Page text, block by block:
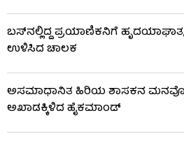
ಬಸ್‌ನಲ್ಲಿದ್ದ ಪ್ರಯಾಣಿಕನಿಗೆ
ಉಳಿಸಿದ ಚಾಲಕ
ಅಸಮಾಧಾನಿತ ಹಿರಿಯ ಶಾಸಕನ
ಅಖಾಡಕ್ಕಿಳಿದ ಹೈಕಮಾಂಡ್